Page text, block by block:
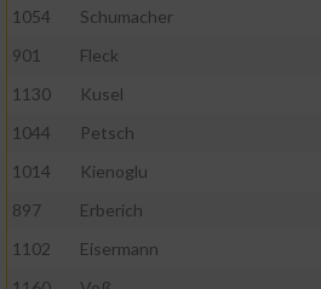
1054
Schumacher
901
Fleck
1130
Kusel
1044
Petsch
1014
Kienoglu
897
Erberich
1102
Eisermann